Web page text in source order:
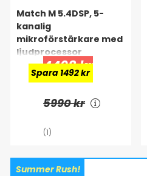
Match M 5.4DSP, 5-
kanalig
mikroförstärkare med
ljudprocessor
4498 kr
Spara 1492 kr
5990 kr
(1)
Summer Rush!